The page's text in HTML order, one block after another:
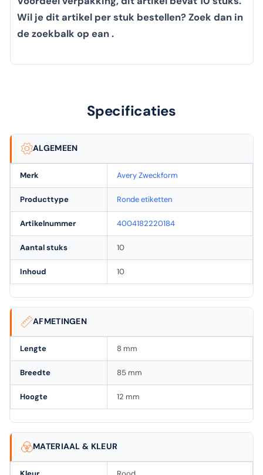
Wil je dit artikel per stuk bestellen? Zoek dan in
de zoekbalk op ean .
Specificaties
ALGEMEEN
Merk Avery Zweckform
Producttype Ronde etiketten
Artikelnummer 4004182220184
Aantal stuks 10
Inhoud 10
AFMETINGEN
Lengte 8 mm
Breedte 85 mm
Hoogte 12 mm
MATERIAAL & KLEUR